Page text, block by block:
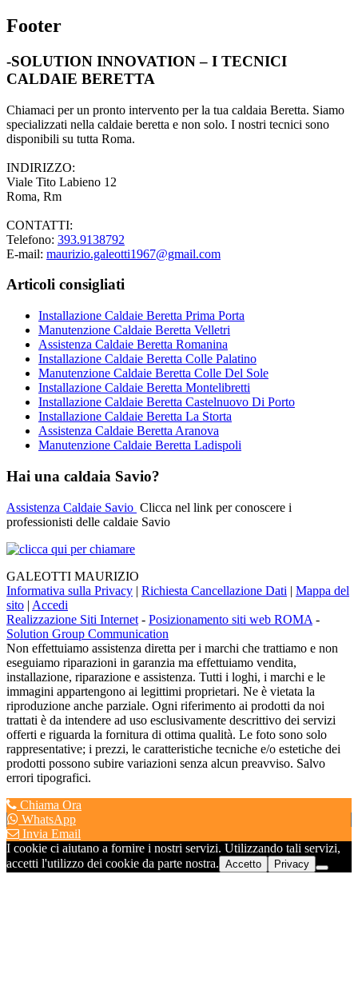
Footer
-SOLUTION INNOVATION – I TECNICI
CALDAIE BERETTA
Chiamaci per un pronto intervento per la tua caldaia Beretta. Siamo
specializzati nella caldaie beretta e non solo. I nostri tecnici sono
disponibili su tutta Roma.
INDIRIZZO:
Viale Tito Labieno 12
Roma, Rm
CONTATTI:
Telefono: 393.9138792
E-mail: maurizio.galeotti1967@gmail.com
Articoli consigliati
Installazione Caldaie Beretta Prima Porta
Manutenzione Caldaie Beretta Velletri
Assistenza Caldaie Beretta Romanina
Installazione Caldaie Beretta Colle Palatino
Manutenzione Caldaie Beretta Colle Del Sole
Installazione Caldaie Beretta Montelibretti
Installazione Caldaie Beretta Castelnuovo Di Porto
Installazione Caldaie Beretta La Storta
Assistenza Caldaie Beretta Aranova
Manutenzione Caldaie Beretta Ladispoli
Hai una caldaia Savio?
Assistenza Caldaie Savio Clicca nel link per conoscere i
professionisti delle caldaie Savio
GALEOTTI MAURIZIO
Informativa sulla Privacy | Richiesta Cancellazione Dati | Mappa del
sito | Accedi
Realizzazione Siti Internet - Posizionamento siti web ROMA -
Solution Group Communication
Non effettuiamo assistenza diretta per i marchi che trattiamo e non
eseguiamo riparazioni in garanzia ma effettuiamo vendita,
installazione, riparazione e assistenza. Tutti i loghi, i marchi e le
immagini appartengono ai legittimi proprietari. Ne è vietata la
riproduzione anche parziale. Ogni riferimento ai prodotti da noi
trattati è da intendere ad uso esclusivamente descrittivo dei servizi
offerti e riguarda la fornitura di ottima qualità. Le foto sono solo
rappresentative; i prezzi, le caratteristiche tecniche e/o estetiche dei
prodotti possono subire variazioni senza alcun preavviso. Salvo
errori tipografici.
Chiama Ora
WhatsApp
Invia Email
I cookie ci aiutano a fornire i nostri servizi. Utilizzando tali servizi,
accetti l'utilizzo dei cookie da parte nostra. Accetto Privacy